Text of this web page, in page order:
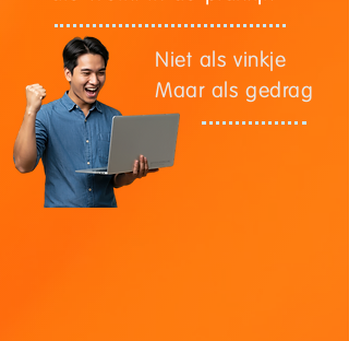
Niet als vinkje
Maar als gedrag